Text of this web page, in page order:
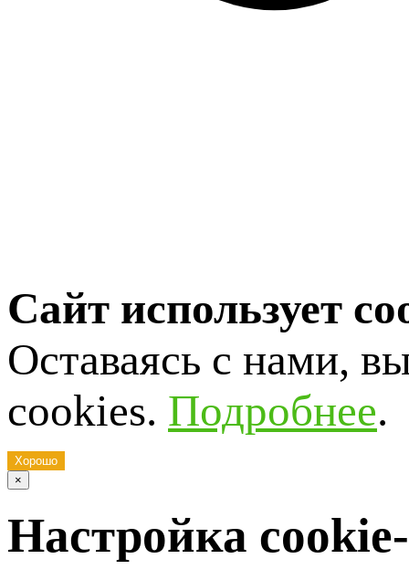
Сайт использует
Оставаясь с нами,
cookies. Подробнее.
Хорошо
×
Настройка